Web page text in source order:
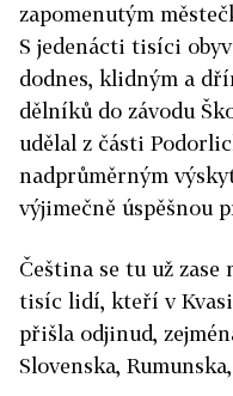
zapomenutým
S jedenácti tisíci
dodnes, klidným a
dělníků do závodu
udělal z části
nadprůměrným
výjimečně úspěšnou
Čeština se tu už zase
tisíc lidí, kteří v
přišla odjinud,
Slovenska,